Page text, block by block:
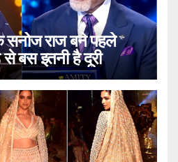
सनोज राज बने पहले
बस इतनी है दूरी